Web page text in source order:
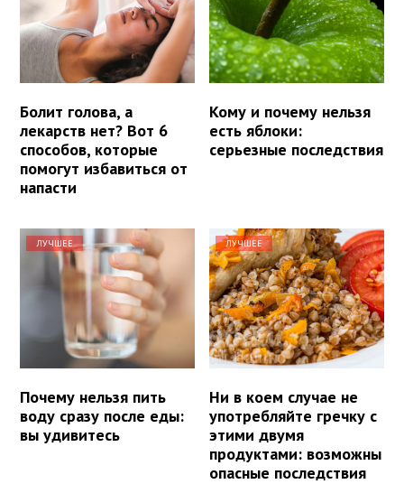
Болит голова, а
лекарств нет? Вот 6
способов, которые
помогут избавиться от
напасти
Кому и почему нельзя
есть яблоки:
серьезные последствия
ЛУЧШЕЕ
Почему нельзя пить
воду сразу после еды:
вы удивитесь
ЛУЧШЕЕ
Ни в коем случае не
употребляйте гречку с
этими двумя
продуктами: возможны
опасные последствия